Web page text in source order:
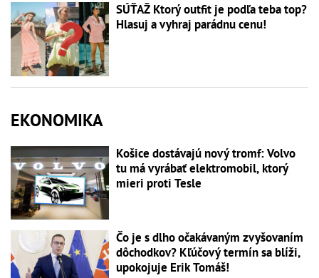
SÚŤAŽ Ktorý outfit je podľa teba top?
Hlasuj a vyhraj parádnu cenu!
EKONOMIKA
Košice dostávajú nový tromf: Volvo
tu má vyrábať elektromobil, ktorý
mieri proti Tesle
Čo je s dlho očakávaným zvyšovaním
dôchodkov? Kľúčový termín sa blíži,
upokojuje Erik Tomáš!